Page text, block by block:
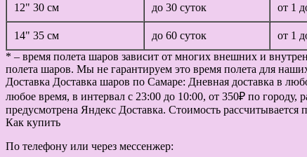
12" 30 см до 30 суток от 1
14" 35 см до 60 суток
от 1
* – время полета шаров зависит от многих внешних и
полета шаров. Мы не гарантируем это время полета для
Доставка Доставка шаров по Самаре: Дневная доставка в
любое время, в интервал с 23:00 до 10:00, от 350₽ по городу,
предусмотрена Яндекс Доставка. Стоимость рассчитывается
Как купить
По телефону или через мессенжер: